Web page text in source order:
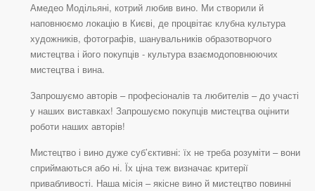
Амедео Модільяні, котрий любив вино. Ми створили й
наповнюємо локацію в Києві, де процвітає клубна культура
художників, фотографів, шанувальників образотворчого
мистецтва і його покупців - культура взаємодоповнюючих
мистецтва і вина.
Запрошуємо авторів – професіоналів та любителів – до участі
у наших виставках! Запрошуємо покупців мистецтва оцінити
роботи наших авторів!
Мистецтво і вино дуже суб’єктивні: їх не треба розуміти – вони
сприймаються або ні. Їх ціна теж визначає критерії
привабливості. Наша місія – якісне вино й мистецтво повинні